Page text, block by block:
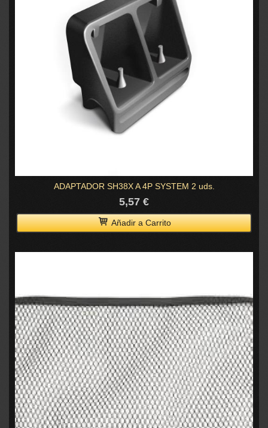
ADAPTADOR SH38X A 4P SYSTEM 2 uds.
5,57 €
Añadir a Carrito